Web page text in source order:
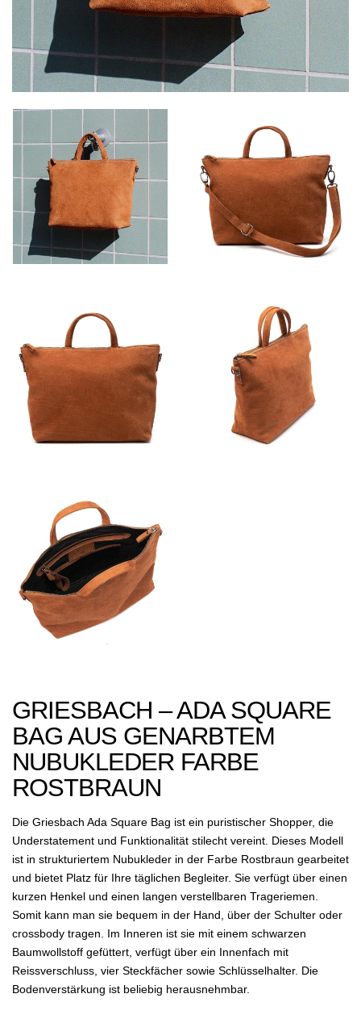
GRIESBACH – ADA SQUARE
BAG AUS GENARBTEM
NUBUKLEDER FARBE
ROSTBRAUN
Die Griesbach Ada Square Bag ist ein puristischer Shopper, die
Understatement und Funktionalität stilecht vereint. Dieses Modell
ist in strukturiertem Nubukleder in der Farbe Rostbraun gearbeitet
und bietet Platz für Ihre täglichen Begleiter. Sie verfügt über einen
kurzen Henkel und einen langen verstellbaren Trageriemen.
Somit kann man sie bequem in der Hand, über der Schulter oder
crossbody tragen. Im Inneren ist sie mit einem schwarzen
Baumwollstoff gefüttert, verfügt über ein Innenfach mit
Reissverschluss, vier Steckfächer sowie Schlüsselhalter. Die
Bodenverstärkung ist beliebig herausnehmbar.